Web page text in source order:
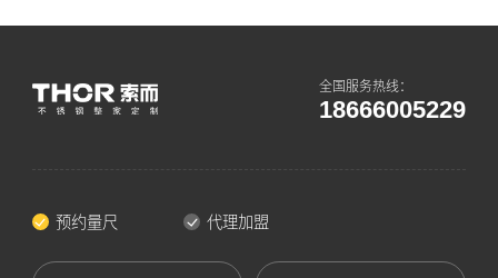
全国服务热线：
18666005229
预约量尺 代理加盟